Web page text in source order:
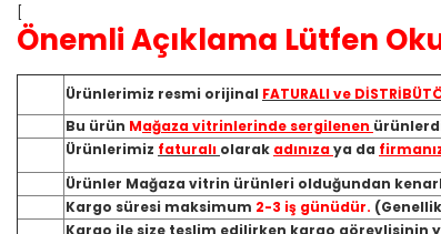
Önemli Açıklama Lütfen
Ürünlerimiz resmi orijinal FATURALI ve
Bu ürün Mağaza vitrinlerinde sergilenen
Ürünlerimiz faturalı olarak adınızaya da
Ürünler Mağaza vitrin ürünleri olduğundan
Kargo süresi maksimum 2-3 iş günüdür.
Kargo ile size teslim edilirken kargo görevlisinin